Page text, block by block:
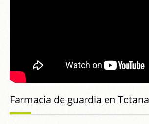
Farmacia de guardia en Totana